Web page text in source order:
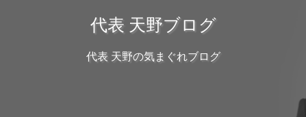
代表 天野ブログ
代表 天野の気まぐれブログ